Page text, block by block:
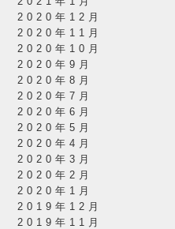
2020年12月
2020年11月
2020年10月
2020年9月
2020年8月
2020年7月
2020年6月
2020年5月
2020年4月
2020年3月
2020年2月
2020年1月
2019年12月
2019年11月